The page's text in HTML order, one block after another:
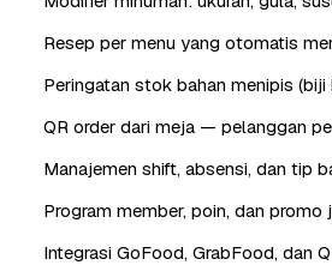
Resep per menu yang otomatis
Peringatan stok bahan menipis (biji
QR order dari meja — pelanggan
Manajemen shift, absensi, dan tip
Program member, poin, dan promo
Integrasi GoFood, GrabFood, dan